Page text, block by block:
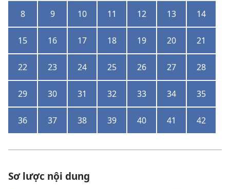
8 9 10 11 12 13 14
15 16 17 18 19 20 21
22 23 24 25 26 27 28
29 30 31 32 33 34 35
36 37 38 39 40 41 42
Sơ lược nội dung